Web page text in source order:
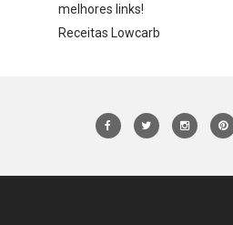
melhores links!
Receitas Lowcarb